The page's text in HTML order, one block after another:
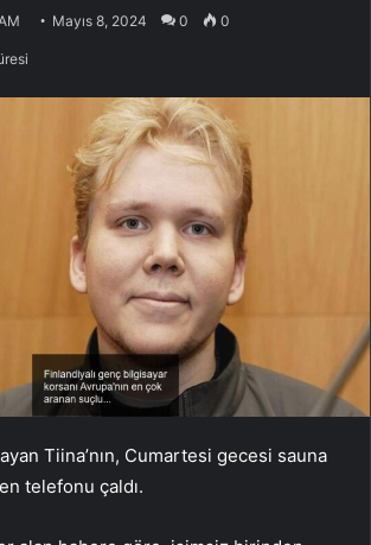
Mayıs 8, 2024 0 0
Tiina’nın, Cumartesi gecesi sauna
telefonu çaldı.